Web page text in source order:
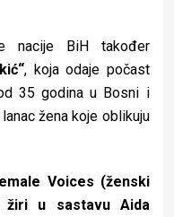
nacije BiH također
, koja odaje počast
35 godina u Bosni i
žena koje oblikuju
Voices (ženski
žiri u sastavu Aida